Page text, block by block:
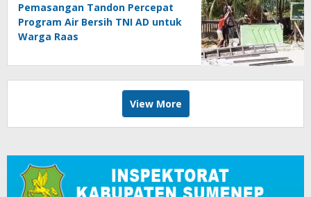
Pemasangan Tandon Percepat
Program Air Bersih TNI AD untuk
Warga Raas
View More